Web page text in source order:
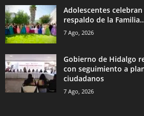
Adolescentes
respaldo de la
7 Ago, 2026
Gobierno de Hidalgo
con seguimiento a
ciudadanos
7 Ago, 2026